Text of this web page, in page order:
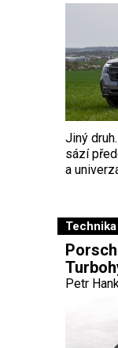
Jiný
sází
a
Technika
Petr